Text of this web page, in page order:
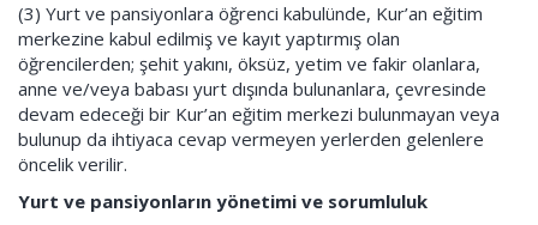
(3) Yurt ve pansiyonlara öğrenci kabulünde, Kur’an eğitim
merkezine kabul edilmiş ve kayıt yaptırmış olan
öğrencilerden; şehit yakını, öksüz, yetim ve fakir olanlara,
anne ve/veya babası yurt dışında bulunanlara, çevresinde
devam edeceği bir Kur’an eğitim merkezi bulunmayan veya
bulunup da ihtiyaca cevap vermeyen yerlerden gelenlere
öncelik verilir.
Yurt ve pansiyonların yönetimi ve sorumluluk